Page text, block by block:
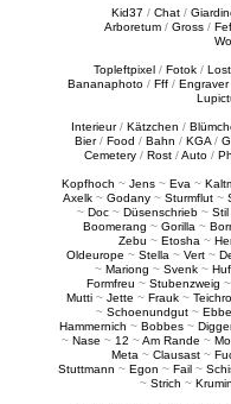
Kid37 / Chat /
Arboretum / Gross /
Topleftpixel / Fotok /
Bananaphoto / Fff / Engraver
Interieur/ Kätzchen /
Bier/ Food / Bahn / KGA /
Cemetery / Rost /Auto /
Kopfhoch ~ Jens ~ Eva ~
Axelk ~ Godany ~ Sturmflut ~
~ Doc ~ Düsenschrieb ~ Stil
Boomerang ~ Gorilla ~
Zebu ~ Etosha ~
Oldeurope ~ Stella ~ Vert ~
~ Mariong ~ Svenk ~
Formfreu ~ Stubenzweig ~
Mutti ~ Jette ~ Frauk ~
~ Schoenundgut ~
Hammernich ~ Bobbes ~
~ Nase ~ 12 ~Am Rande ~
Meta ~ Clausast ~
Stuttmann ~ Egon ~ Fail ~
~ Strich ~